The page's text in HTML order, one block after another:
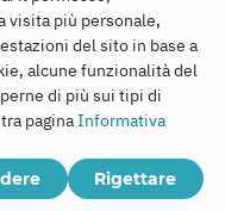
visita più personale,
del sito in base a
alcune funzionalità del
di più sui tipi di
paginaInformativa
Rigettare